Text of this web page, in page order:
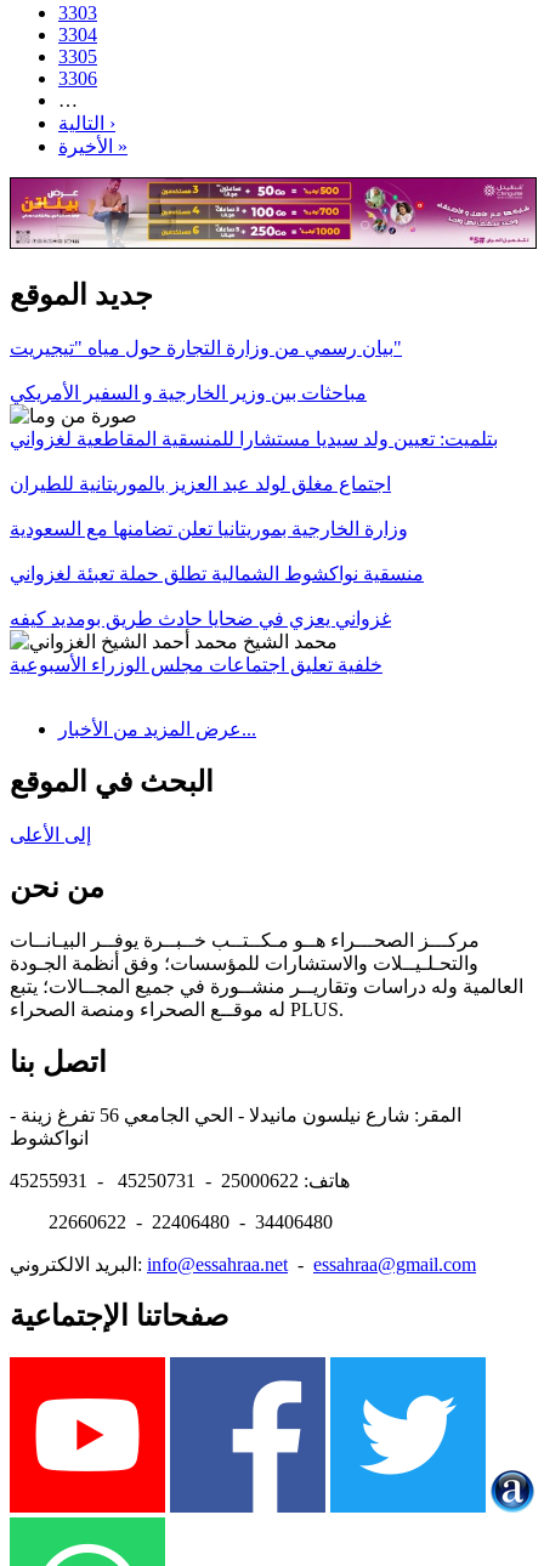
3303
3304
3305
3306
…
التالية ›
الأخيرة »
جديد الموقع
بيان رسمي من وزارة التجارة حول مياه "تيجيريت"
مباحثات بين وزير الخارجية و السفير الأمريكي
بتلميت: تعيين ولد سيديا مستشارا للمنسقية المقاطعية لغزواني
اجتماع مغلق لولد عبد العزيز بالموريتانية للطيران
وزارة الخارجية بموريتانيا تعلن تضامنها مع السعودية
منسقية نواكشوط الشمالية تطلق حملة تعبئة لغزواني
غزواني يعزي في ضحايا حادث طريق بومديد كيفه
خلفية تعليق اجتماعات مجلس الوزراء الأسبوعية
عرض المزيد من الأخبار...
البحث في الموقع
إلى الأعلى
من نحن
مركـــز الصحـــراء هــو مـكــتــب خــبــرة يوفــر البيـانــات
والتحـلـيــلات والاستشارات للمؤسسات؛ وفق أنظمة الجـودة
العالمية وله دراسات وتقاريــر منشــورة في جميع المجــالات؛ يتبع
له موقــع الصحراء ومنصة الصحراء PLUS.
اتصل بنا
المقر: شارع نيلسون مانيدلا - الحي الجامعي 56 تفرغ زينة -
هاتف: 25000622 - 45250731 - 45255931
22660622 - 22406480 - 34406480
البريد الالكتروني: info@essahraa.net - essahraa@gmail.com
صفحاتنا الإجتماعية